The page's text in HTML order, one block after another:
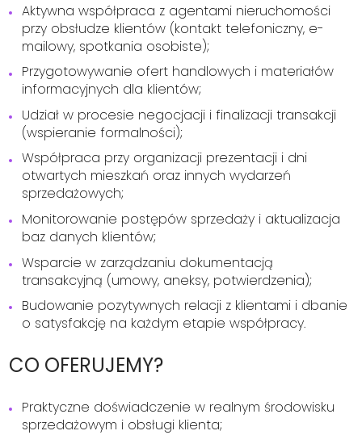
Aktywna współpraca z agentami nieruchomości
przy obsłudze klientów (kontakt telefoniczny, e-
mailowy, spotkania osobiste);
Przygotowywanie ofert handlowych i materiałów
informacyjnych dla klientów;
Udział w procesie negocjacji i finalizacji transakcji
(wspieranie formalności);
Współpraca przy organizacji prezentacji i dni
otwartych mieszkań oraz innych wydarzeń
sprzedażowych;
Monitorowanie postępów sprzedaży i aktualizacja
baz danych klientów;
Wsparcie w zarządzaniu dokumentacją
transakcyjną (umowy, aneksy, potwierdzenia);
Budowanie pozytywnych relacji z klientami i dbanie
o satysfakcję na każdym etapie współpracy.
CO OFERUJEMY?
Praktyczne doświadczenie w realnym środowisku
sprzedażowym i obsługi klienta;